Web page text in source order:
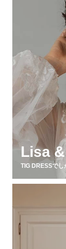
Lisa
TIG DRESSで